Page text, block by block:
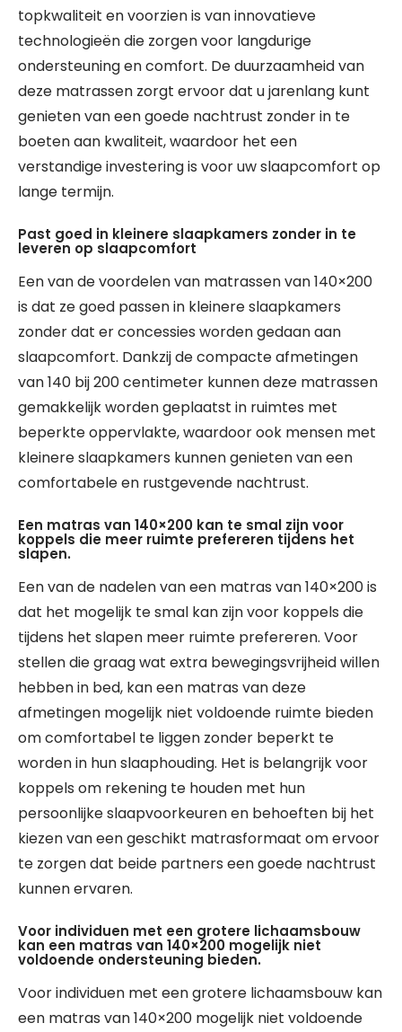
topkwaliteit en voorzien is van innovatieve
technologieën die zorgen voor langdurige
ondersteuning en comfort. De duurzaamheid van
deze matrassen zorgt ervoor dat u jarenlang kunt
genieten van een goede nachtrust zonder in te
boeten aan kwaliteit, waardoor het een
verstandige investering is voor uw slaapcomfort op
lange termijn.
Past goed in kleinere slaapkamers zonder in te
leveren op slaapcomfort
Een van de voordelen van matrassen van 140×200
is dat ze goed passen in kleinere slaapkamers
zonder dat er concessies worden gedaan aan
slaapcomfort. Dankzij de compacte afmetingen
van 140 bij 200 centimeter kunnen deze matrassen
gemakkelijk worden geplaatst in ruimtes met
beperkte oppervlakte, waardoor ook mensen met
kleinere slaapkamers kunnen genieten van een
comfortabele en rustgevende nachtrust.
Een matras van 140×200 kan te smal zijn voor
koppels die meer ruimte prefereren tijdens het
slapen.
Een van de nadelen van een matras van 140×200 is
dat het mogelijk te smal kan zijn voor koppels die
tijdens het slapen meer ruimte prefereren. Voor
stellen die graag wat extra bewegingsvrijheid willen
hebben in bed, kan een matras van deze
afmetingen mogelijk niet voldoende ruimte bieden
om comfortabel te liggen zonder beperkt te
worden in hun slaaphouding. Het is belangrijk voor
koppels om rekening te houden met hun
persoonlijke slaapvoorkeuren en behoeften bij het
kiezen van een geschikt matrasformaat om ervoor
te zorgen dat beide partners een goede nachtrust
kunnen ervaren.
Voor individuen met een grotere lichaamsbouw
kan een matras van 140×200 mogelijk niet
voldoende ondersteuning bieden.
Voor individuen met een grotere lichaamsbouw kan
een matras van 140×200 mogelijk niet voldoende